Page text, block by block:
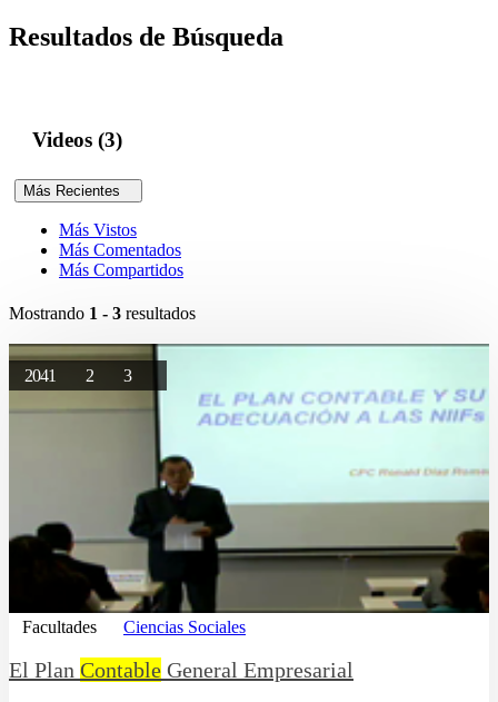
Resultados de Búsqueda
Videos (3)
Más Recientes
Más Vistos
Más Comentados
Más Compartidos
Mostrando 1 - 3 resultados
2041 2 3
Facultades Ciencias Sociales
El Plan Contable General Empresarial